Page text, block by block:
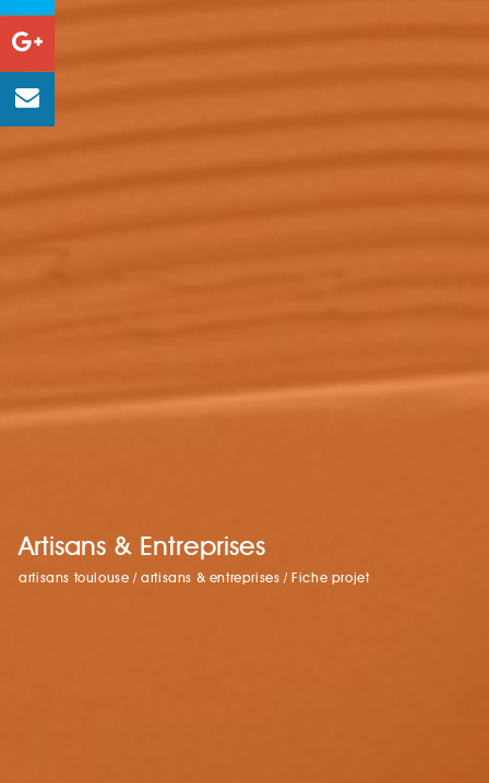
Artisans & Entreprises
artisans toulouse /artisans & entreprises / Fiche projet